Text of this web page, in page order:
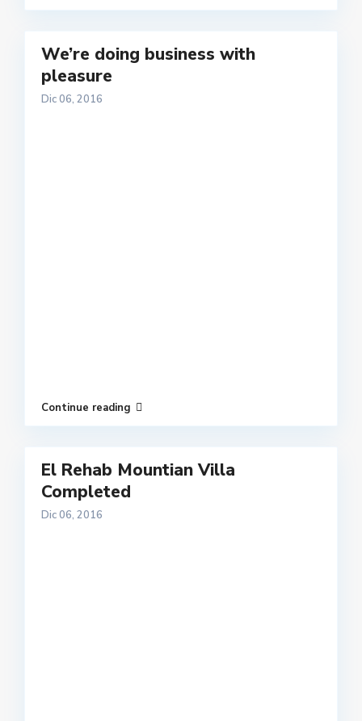
We’re doing business with
pleasure
Dic 06, 2016
Continue reading
El Rehab Mountian Villa
Completed
Dic 06, 2016